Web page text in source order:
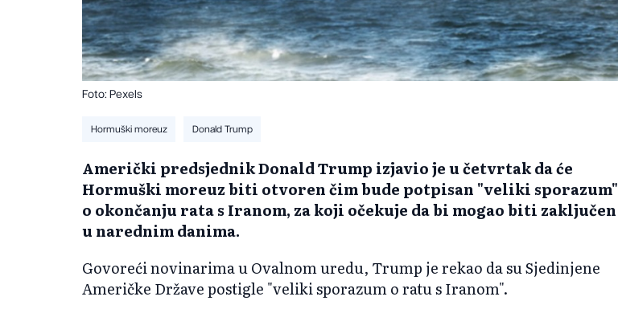
Foto: Pexels
Hormuški moreuz Donald Trump
Američki predsjednik Donald Trump izjavio je u četvrtak da će
Hormuški moreuz biti otvoren čim bude potpisan "veliki sporazum"
o okončanju rata s Iranom, za koji očekuje da bi mogao biti zaključen
u narednim danima.
Govoreći novinarima u Ovalnom uredu, Trump je rekao da su Sjedinjene
Američke Države postigle "veliki sporazum o ratu s Iranom".